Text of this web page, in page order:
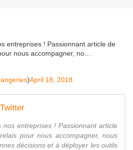
entreprises ! Passionnant article de
nous accompagner, no…
)April 18, 2018
nos entreprises ! Passionnant article
pour nous accompagner, nous
décisions et à déployer les outils